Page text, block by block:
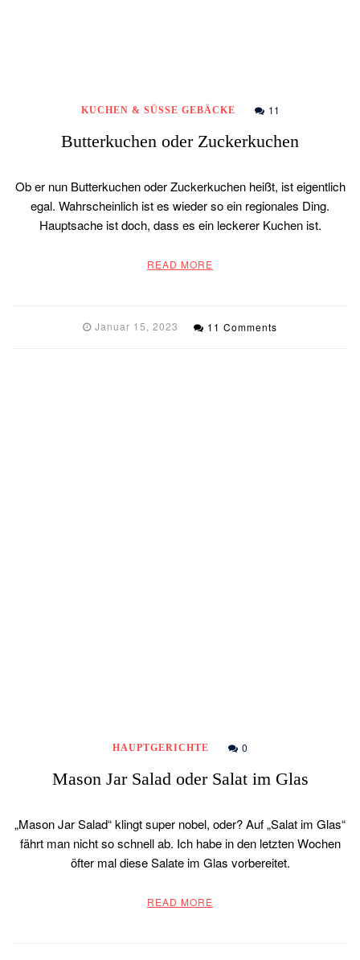
KUCHEN & SÜSSE GEBÄCKE 11
Butterkuchen oder Zuckerkuchen
Ob er nun Butterkuchen oder Zuckerkuchen heißt, ist eigentlich
egal. Wahrscheinlich ist es wieder so ein regionales Ding.
Hauptsache ist doch, dass es ein leckerer Kuchen ist.
READ MORE
Januar 15, 2023 11 Comments
HAUPTGERICHTE 0
Mason Jar Salad oder Salat im Glas
„Mason Jar Salad“ klingt super nobel, oder? Auf „Salat im Glas“
fährt man nicht so schnell ab. Ich habe in den letzten Wochen
öfter mal diese Salate im Glas vorbereitet.
READ MORE